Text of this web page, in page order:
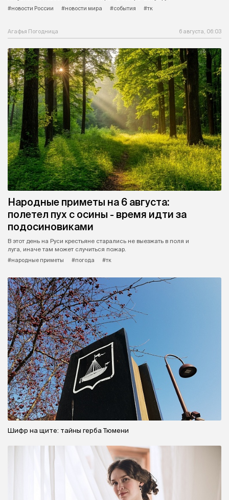
#новости России
#новости мира #события #тк
Агафья Погодница 6 августа, 06:03
Народные приметы на 6 августа:
полетел пух с осины - время идти за
подосиновиками
В этот день на Руси крестьяне старались не выезжать в поля и
луга, иначе там может случиться пожар.
#народные приметы
#погода #тк
Шифр на щите: тайны герба Тюмени